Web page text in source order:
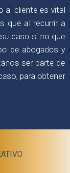
al cliente es vital
que al recurrir a
caso si no que
de abogados y
ser parte de
para obtener